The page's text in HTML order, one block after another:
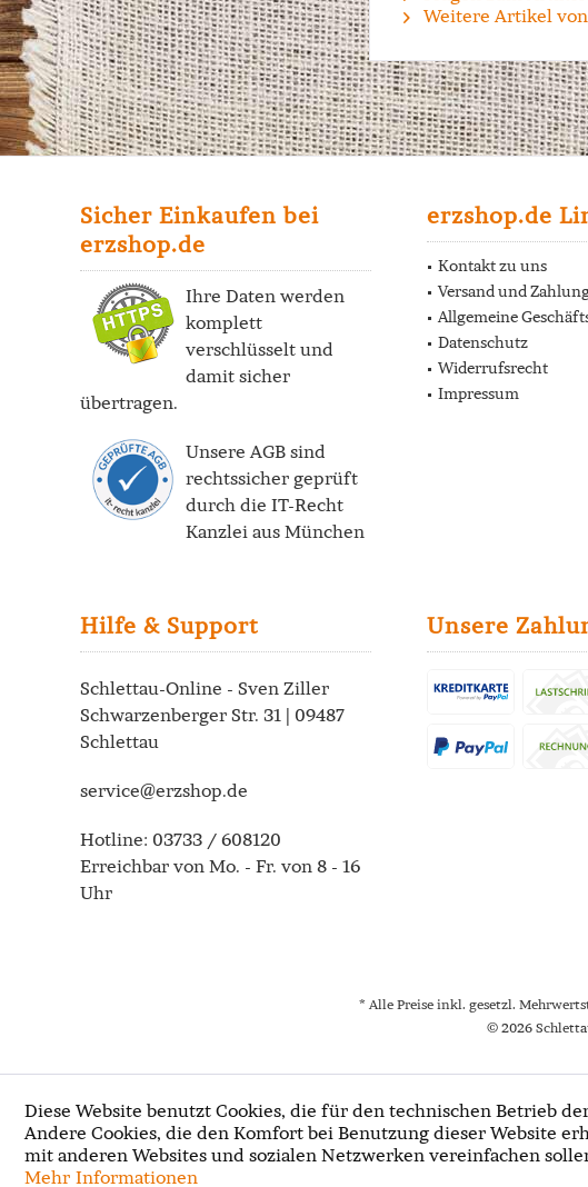
Weitere Artikel
Sicher Einkaufen bei
erzshop.de
Ihre Daten werden
komplett
verschlüsselt und
damit sicher
übertragen.
Unsere AGB sind
rechtssicher geprüft
durch die IT-Recht
Kanzlei aus München
erzshop.de
Kontakt zu uns
Versand und
Allgemeine
Datenschutz
Widerrufsrecht
Impressum
Hilfe & Support
Schlettau-Online - Sven Ziller
Schwarzenberger Str. 31 | 09487
Schlettau
service@erzshop.de
Hotline: 03733 / 608120
Erreichbar von Mo. - Fr. von 8 - 16
Uhr
Unsere
* Alle Preise inkl. gesetzl.
© 2026
Diese Website benutzt Cookies, die für den technischen Betrieb
Andere Cookies, die den Komfort bei Benutzung dieser Website
mit anderen Websites und sozialen Netzwerken vereinfachen
Mehr Informationen